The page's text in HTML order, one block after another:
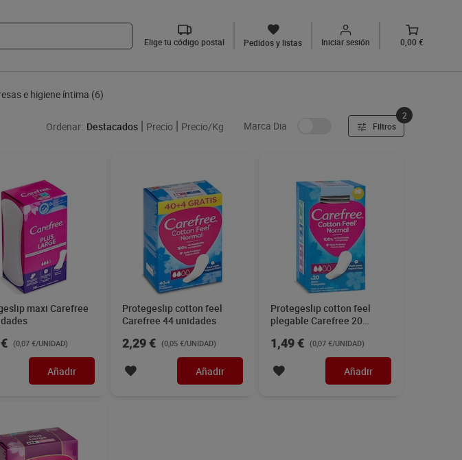
Elige tu código postal Pedidos y listas Iniciar sesión 0,00 €
e higiene íntima (6)
Ordenar: Destacados Precio Precio/Kg Marca Dia Filtros
2
maxi Carefree
(0,07 €/UNIDAD)
Añadir
Protegeslip cotton feel
Carefree 44 unidades
2,29 € (0,05 €/UNIDAD)
Añadir
Protegeslip cotton feel
plegable Carefree 20
1,49 € (0,07 €/UNIDAD)
Añadir